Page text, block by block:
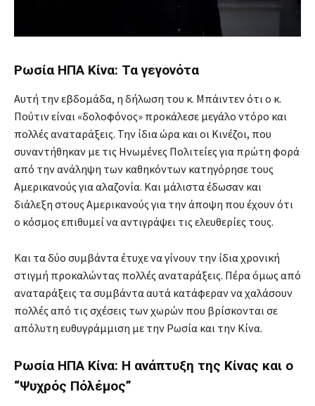
Ρωσία ΗΠΑ Κίνα: Τα γεγονότα
Αυτή την εβδομάδα, η δήλωση του κ. Μπάιντεν ότι ο κ.
Πούτιν είναι «δολοφόνος» προκάλεσε μεγάλο ντόρο και
πολλές αναταράξεις. Την ίδια ώρα και οι Κινέζοι, που
συναντήθηκαν με τις Ηνωμένες Πολιτείες για πρώτη φορά
από την ανάληψη των καθηκόντων κατηγόρησε τους
Αμερικανούς για αλαζονία. Και μάλιστα έδωσαν και
διάλεξη στους Αμερικανούς για την άποψη που έχουν ότι
ο κόσμος επιθυμεί να αντιγράψει τις ελευθερίες τους.
Και τα δύο συμβάντα έτυχε να γίνουν την ίδια χρονική
στιγμή προκαλώντας πολλές αναταράξεις. Πέρα όμως από
αναταράξεις τα συμβάντα αυτά κατάφεραν να χαλάσουν
πολλές από τις σχέσεις των χωρών που βρίσκονται σε
απόλυτη ευθυγράμμιση με την Ρωσία και την Κίνα.
Ρωσία ΗΠΑ Κίνα: Η ανάπτυξη της Κίνας και ο
“Ψυχρός Πόλέμος”